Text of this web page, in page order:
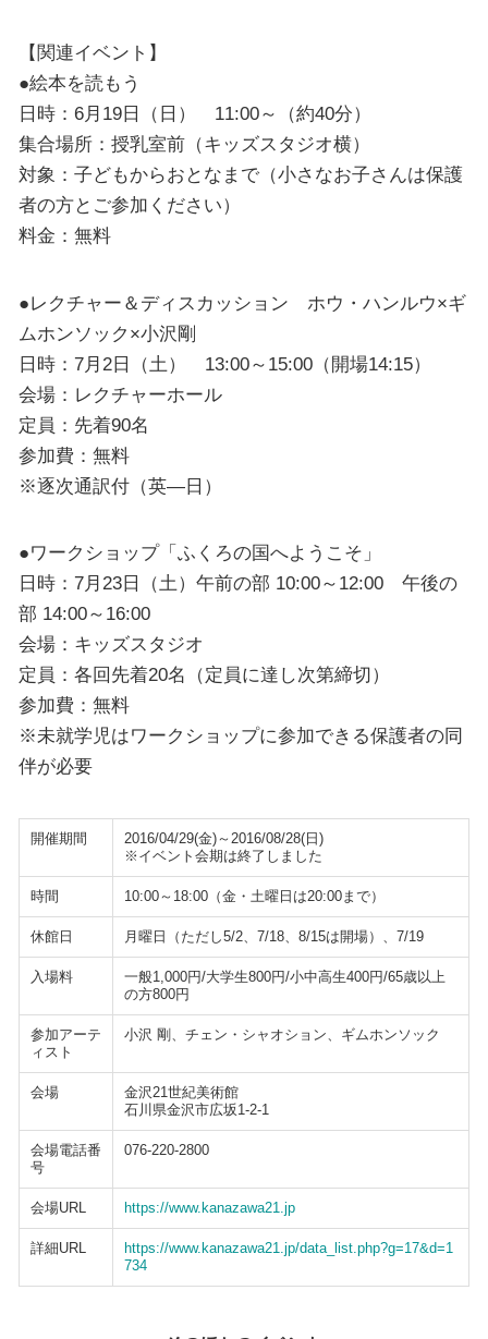
【関連イベント】
●絵本を読もう
日時：6月19日（日） 11:00～（約40分）
集合場所：授乳室前（キッズスタジオ横）
対象：子どもからおとなまで（小さなお子さんは保護
者の方とご参加ください）
料金：無料
●レクチャー＆ディスカッション ホウ・ハンルウ×ギ
ムホンソック×小沢剛
日時：7月2日（土） 13:00～15:00（開場14:15）
会場：レクチャーホール
定員：先着90名
参加費：無料
※逐次通訳付（英—日）
●ワークショップ「ふくろの国へようこそ」
日時：7月23日（土）午前の部 10:00～12:00 午後の
部 14:00～16:00
会場：キッズスタジオ
定員：各回先着20名（定員に達し次第締切）
参加費：無料
※未就学児はワークショップに参加できる保護者の同
伴が必要
開催期間
2016/04/29(金)～2016/08/28(日)
※イベント会期は終了しました
時間 10:00～18:00（金・土曜日は20:00まで）
休館日 月曜日（ただし5/2、7/18、8/15は開場）、7/19
入場料
一般1,000円/大学生800円/小中高生400円/65歳以上
の方800円
参加アーテ
ィスト
小沢 剛、チェン・シャオション、ギムホンソック
会場
金沢21世紀美術館
石川県金沢市広坂1-2-1
会場電話番
号
076-220-2800
会場URL https://www.kanazawa21.jp
詳細URL
https://www.kanazawa21.jp/data_list.php?g=17&d=1
734